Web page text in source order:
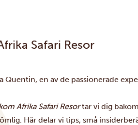
Safari Resor
Quentin, en av de passionerade
Afrika Safari Resortar vi dig
Här delar vi tips, små